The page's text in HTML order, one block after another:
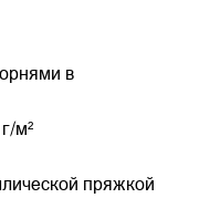
в
м²
пряжкой